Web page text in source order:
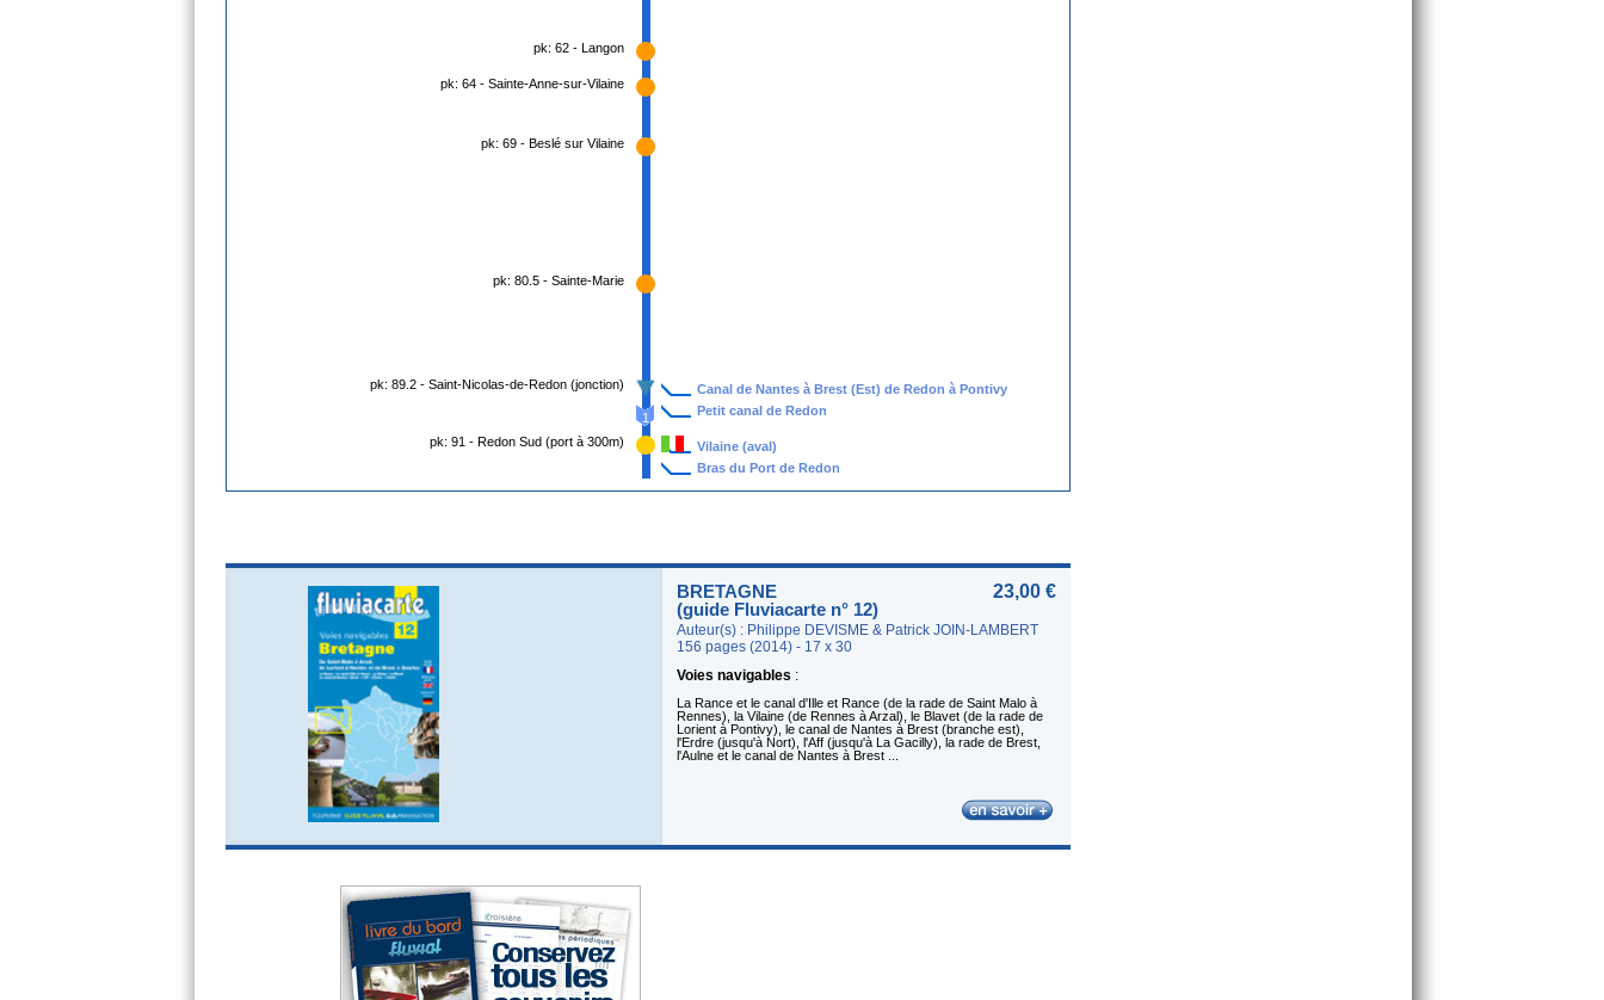
pk: 62 - Langon
pk: 64 - Sainte-Anne-sur-Vilaine
pk: 69 - Beslé sur Vilaine
pk: 80.5 - Sainte-Marie
pk: 89.2 - Saint-Nicolas-de-Redon (jonction)
1
Canal de Nantes à Brest (Est) de Redon à Pontivy
Petit canal de Redon
pk: 91 - Redon Sud (port à 300m)
Vilaine (aval)
Bras du Port de Redon
BRETAGNE
(guide Fluviacarte n° 12)
23,00 €
Auteur(s) : Philippe DEVISME & Patrick JOIN-LAMBERT
156 pages (2014) - 17 x 30
Voies navigables :
La Rance et le canal d'Ille et Rance (de la rade de Saint Malo à
Rennes), la Vilaine (de Rennes à Arzal), le Blavet (de la rade de
Lorient à Pontivy), le canal de Nantes à Brest (branche est),
l'Erdre (jusqu'à Nort), l'Aff (jusqu'à La Gacilly), la rade de Brest,
l'Aulne et le canal de Nantes à Brest ...